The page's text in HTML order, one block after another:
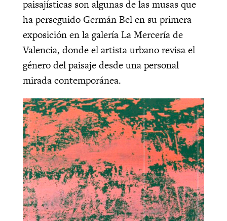
paisajísticas son algunas de las musas que
ha perseguido Germán Bel en su primera
exposición en la galería La Mercería de
Valencia, donde el artista urbano revisa el
género del paisaje desde una personal
mirada contemporánea.